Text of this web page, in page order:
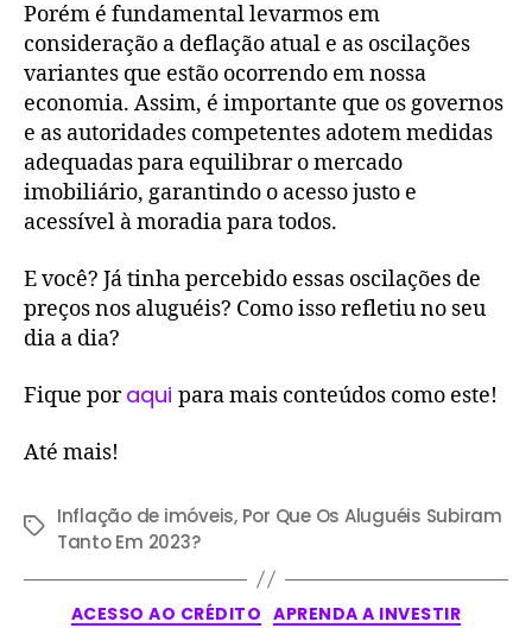
Porém é fundamental levarmos em
consideração a deflação atual e as oscilações
variantes que estão ocorrendo em nossa
economia. Assim, é importante que os governos
e as autoridades competentes adotem medidas
adequadas para equilibrar o mercado
imobiliário, garantindo o acesso justo e
acessível à moradia para todos.
E você? Já tinha percebido essas oscilações de
preços nos aluguéis? Como isso refletiu no seu
dia a dia?
Fique poraqui para mais conteúdos como este!
Até mais!
Inflação de imóveis, Por Que Os Aluguéis Subiram
Tanto Em 2023?
ACESSO AO CRÉDITO APRENDA A INVESTIR